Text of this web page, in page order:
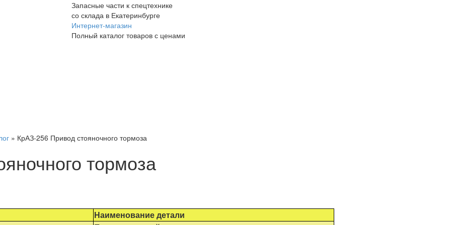
Запасные части к спецтехнике
со склада в Екатеринбурге
Интернет-магазин
Полный каталог товаров с ценами
» КрАЗ-256 Привод стояночного тормоза
тормоза
Наименование детали